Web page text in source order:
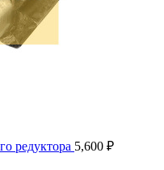
редуктора 5,600 ₽